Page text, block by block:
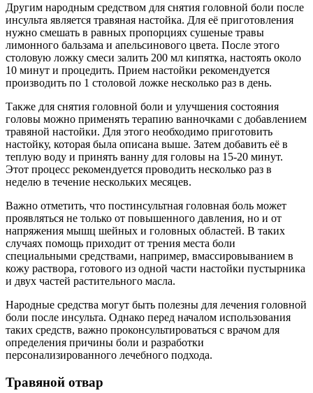
Другим народным средством для снятия головной боли после
инсульта является травяная настойка. Для её приготовления
нужно смешать в равных пропорциях сушеные травы
лимонного бальзама и апельсинового цвета. После этого
столовую ложку смеси залить 200 мл кипятка, настоять около
10 минут и процедить. Прием настойки рекомендуется
производить по 1 столовой ложке несколько раз в день.
Также для снятия головной боли и улучшения состояния
головы можно применять терапию ванночками с добавлением
травяной настойки. Для этого необходимо приготовить
настойку, которая была описана выше. Затем добавить её в
теплую воду и принять ванну для головы на 15-20 минут.
Этот процесс рекомендуется проводить несколько раз в
неделю в течение нескольких месяцев.
Важно отметить, что постинсультная головная боль может
проявляться не только от повышенного давления, но и от
напряжения мышц шейных и головных областей. В таких
случаях помощь приходит от трения места боли
специальными средствами, например, вмассировыванием в
кожу раствора, готового из одной части настойки пустырника
и двух частей растительного масла.
Народные средства могут быть полезны для лечения головной
боли после инсульта. Однако перед началом использования
таких средств, важно проконсультироваться с врачом для
определения причины боли и разработки
персонализированного лечебного подхода.
Травяной отвар